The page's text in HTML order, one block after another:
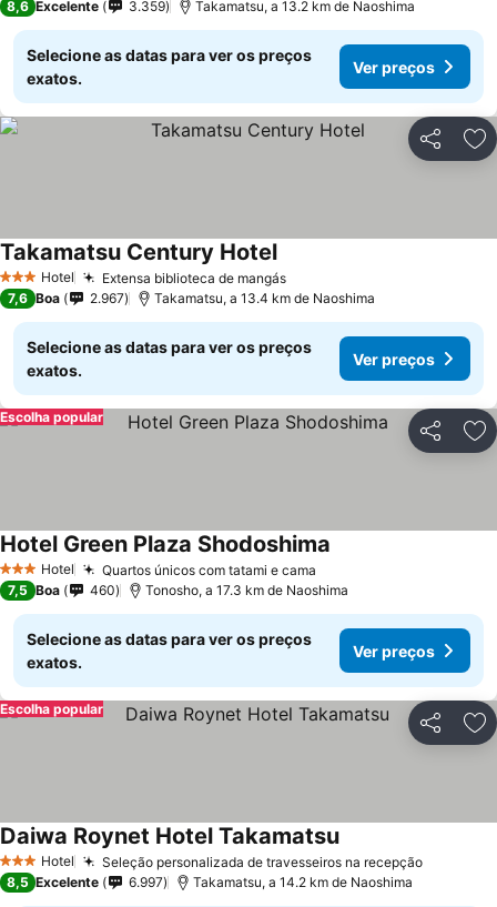
8,6 Excelente 3.359 Takamatsu, a 13.2 km de Naoshima
Selecione as datas para ver os preços
exatos.
Ver preços
Partilhar
3 EstrelasHotel Extensa biblioteca de mangás
Takamatsu Century Hotel
7,6 Boa 2.967 Takamatsu, a 13.4 km de Naoshima
Selecione as datas para ver os preços
exatos.
Ver preços
Partilhar
Escolha popular
3 EstrelasHotel Quartos únicos com tatami e cama
Hotel Green Plaza Shodoshima
7,5 Boa 460 Tonosho, a 17.3 km de Naoshima
Selecione as datas para ver os preços
exatos.
Ver preços
Partilhar
Escolha popular
3 EstrelasHotel Seleção personalizada de travesseiros na recepção
Daiwa Roynet Hotel Takamatsu
8,5 Excelente 6.997 Takamatsu, a 14.2 km de Naoshima